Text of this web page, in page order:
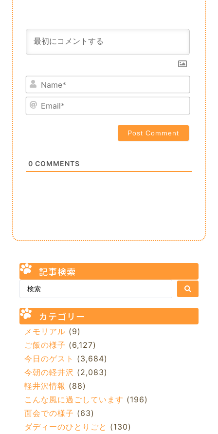
Name*
Email*
0 COMMENTS
記事検索
カテゴリー
メモリアル (9)
ご飯の様子 (6,127)
今日のゲスト (3,684)
今朝の軽井沢 (2,083)
軽井沢情報 (88)
こんな風に過ごしています (196)
面会での様子 (63)
ダディーのひとりごと (130)